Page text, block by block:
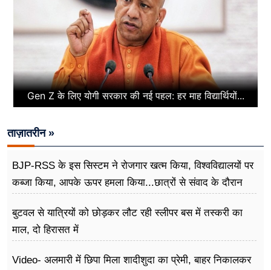
Gen Z के लिए योगी सरकार की नई पहल: हर माह विद्यार्थियों...
ताज़ातरीन »
BJP-RSS के इस सिस्टम ने रोजगार खत्म किया, विश्वविद्यालयों पर
कब्जा किया, आपके ऊपर हमला किया...छात्रों से संवाद के दौरान
बुटवल से यात्रियों को छोड़कर लौट रही स्लीपर बस में तस्करी का
माल, दो हिरासत में
Video- अलमारी में छिपा मिला शादीशुदा का प्रेमी, बाहर निकालकर